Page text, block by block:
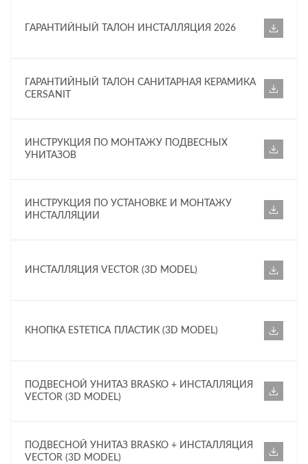
ГАРАНТИЙНЫЙ ТАЛОН ИНСТАЛЛЯЦИЯ 2026
ГАРАНТИЙНЫЙ ТАЛОН САНИТАРНАЯ КЕРАМИКА
CERSANIT
ИНСТРУКЦИЯ ПО МОНТАЖУ ПОДВЕСНЫХ
УНИТАЗОВ
ИНСТРУКЦИЯ ПО УСТАНОВКЕ И МОНТАЖУ
ИНСТАЛЛЯЦИИ
ИНСТАЛЛЯЦИЯ VECTOR (3D MODEL)
КНОПКА ESTETICA ПЛАСТИК (3D MODEL)
ПОДВЕСНОЙ УНИТАЗ BRASKO + ИНСТАЛЛЯЦИЯ
VECTOR (3D MODEL)
ПОДВЕСНОЙ УНИТАЗ BRASKO + ИНСТАЛЛЯЦИЯ
VECTOR (3D MODEL)